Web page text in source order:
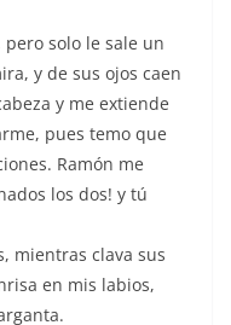
solo le sale un
y de sus ojos caen
y me extiende
pues temo que
Ramón me
los dos! y tú
mientras clava sus
en mis labios,